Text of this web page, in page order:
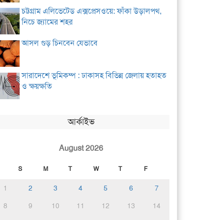
চট্টগ্রাম এলিভেটেড এক্সপ্রেসওয়ে: ফাঁকা উড়ালপথ,
নিচে জ্যামের শহর
আসল গুড় চিনবেন যেভাবে
সারাদেশে ভূমিকম্প : ঢাকাসহ বিভিন্ন জেলায় হতাহত
ও ক্ষয়ক্ষতি
আর্কাইভ
August 2026
S M T W T F
1 2 3 4 5 6
7
8
9 10 11 12 13
14